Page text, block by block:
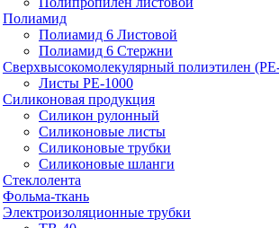
Полиамид
Полиамид 6 Листовой
Полиамид 6 Стержни
Сверхвысокомолекулярный полиэтилен
Листы РЕ-1000
Силиконовая продукция
Силикон рулонный
Силиконовые листы
Силиконовые трубки
Силиконовые шланги
Стеклолента
Фольма-ткань
Электроизоляционные трубки